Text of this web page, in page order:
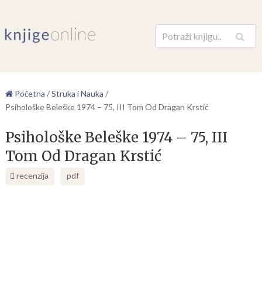
Pretraga
Početna /Struka i Nauka /
Psihološke Beleške 1974 – 75, III Tom Od Dragan Krstić
Psihološke Beleške 1974 – 75, III
Tom Od Dragan Krstić
recenzija pdf